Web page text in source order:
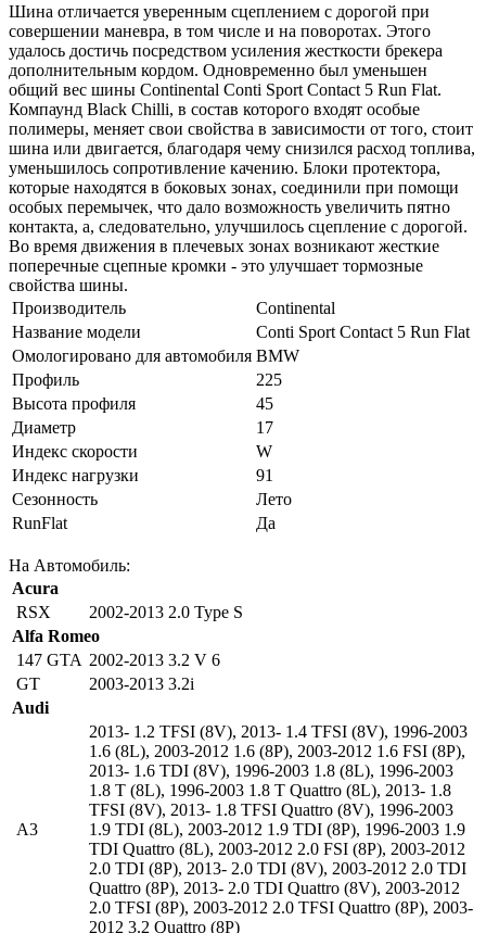
Шина отличается уверенным сцеплением с дорогой при
совершении маневра, в том числе и на поворотах. Этого
удалось достичь посредством усиления жесткости брекера
дополнительным кордом. Одновременно был уменьшен
общий вес шины Continental Conti Sport Contact 5 Run Flat.
Компаунд Black Chilli, в состав которого входят особые
полимеры, меняет свои свойства в зависимости от того, стоит
шина или двигается, благодаря чему снизился расход топлива,
уменьшилось сопротивление качению. Блоки протектора,
которые находятся в боковых зонах, соединили при помощи
особых перемычек, что дало возможность увеличить пятно
контакта, а, следовательно, улучшилось сцепление с дорогой.
Во время движения в плечевых зонах возникают жесткие
поперечные сцепные кромки - это улучшает тормозные
свойства шины.
Производитель
Continental
Название модели
Conti Sport Contact 5 Run Flat
Омологировано для автомобиля BMW
Профиль
225
Высота профиля
45
Диаметр
17
Индекс скорости
W
Индекс нагрузки
91
Сезонность
Лето
RunFlat
Да
На Автомобиль:
Acura
RSX
2002-2013 2.0 Type S
Alfa Romeo
147 GTA 2002-2013 3.2 V 6
GT
2003-2013 3.2i
Audi
A3
2013- 1.2 TFSI (8V), 2013- 1.4 TFSI (8V), 1996-2003
1.6 (8L), 2003-2012 1.6 (8P), 2003-2012 1.6 FSI (8P),
2013- 1.6 TDI (8V), 1996-2003 1.8 (8L), 1996-2003
1.8 T (8L), 1996-2003 1.8 T Quattro (8L), 2013- 1.8
TFSI (8V), 2013- 1.8 TFSI Quattro (8V), 1996-2003
1.9 TDI (8L), 2003-2012 1.9 TDI (8P), 1996-2003 1.9
TDI Quattro (8L), 2003-2012 2.0 FSI (8P), 2003-2012
2.0 TDI (8P), 2013- 2.0 TDI (8V), 2003-2012 2.0 TDI
Quattro (8P), 2013- 2.0 TDI Quattro (8V), 2003-2012
2.0 TFSI (8P), 2003-2012 2.0 TFSI Quattro (8P), 2003-
2012 3.2 Quattro (8P)